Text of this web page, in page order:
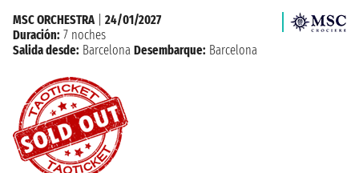
MSC ORCHESTRA
24/01/2027
Duración: 7 noches
Salida desde: Barcelona Desembarque: Barcelona